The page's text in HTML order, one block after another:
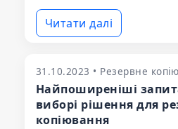
Читати далі
31.10.2023 • Резервне
Найпоширеніші
виборі рішення для
копіювання